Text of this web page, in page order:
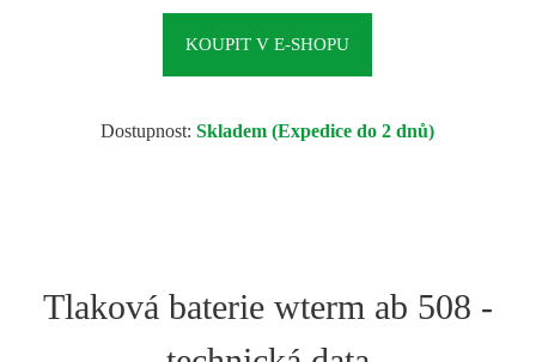
KOUPIT V E-SHOPU
Dostupnost:Skladem (Expedice do 2 dnů)
Tlaková baterie wterm ab 508 -